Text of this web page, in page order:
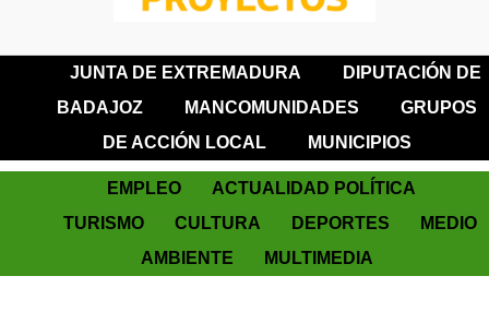
JUNTA DE EXTREMADURA
DIPUTACIÓN DE
BADAJOZ
MANCOMUNIDADES
GRUPOS
DE ACCIÓN LOCAL
MUNICIPIOS
EMPLEO
ACTUALIDAD POLÍTICA
TURISMO
CULTURA DEPORTES
MEDIO
AMBIENTE
MULTIMEDIA